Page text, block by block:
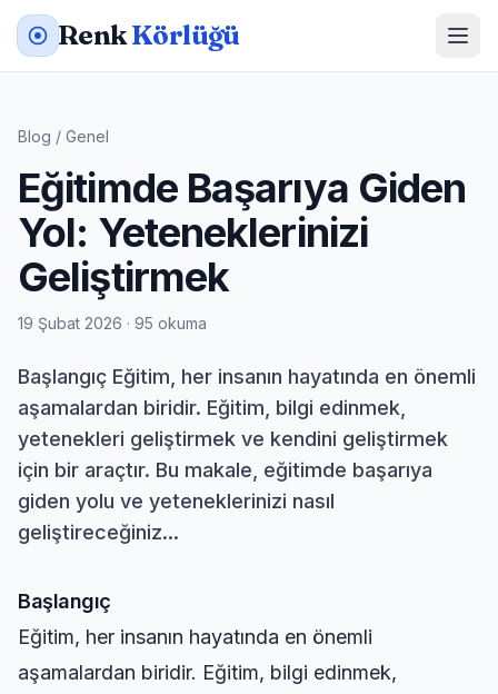
RenkKörlüğü
Blog / Genel
Eğitimde Başarıya Giden
Yol: Yeteneklerinizi
Geliştirmek
19 Şubat 2026 · 95 okuma
Başlangıç Eğitim, her insanın hayatında en önemli
aşamalardan biridir. Eğitim, bilgi edinmek,
yetenekleri geliştirmek ve kendini geliştirmek
için bir araçtır. Bu makale, eğitimde başarıya
giden yolu ve yeteneklerinizi nasıl
geliştireceğiniz...
Başlangıç
Eğitim, her insanın hayatında en önemli
aşamalardan biridir. Eğitim, bilgi edinmek,